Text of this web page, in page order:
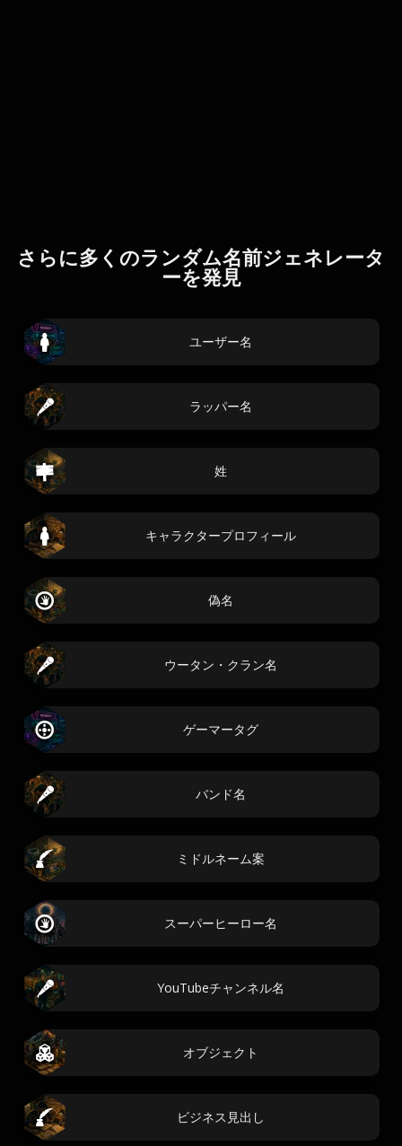
さらに多くのランダム名前ジェネレータ
ーを発見
ユーザー名
ラッパー名
姓
キャラクタープロフィール
偽名
ウータン・クラン名
ゲーマータグ
バンド名
ミドルネーム案
スーパーヒーロー名
YouTubeチャンネル名
オブジェクト
ビジネス見出し